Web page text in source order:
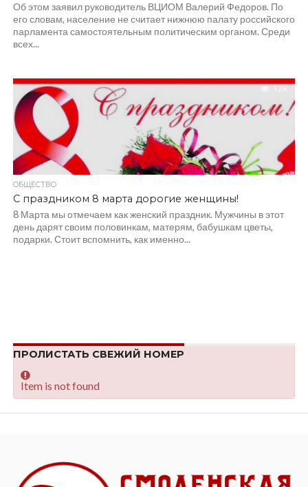
Об этом заявил руководитель ВЦИОМ Валерий Федоров. По
его словам, население не считает нижнюю палату российского
парламента самостоятельным политическим органом. Среди
всех...
1.2K
ОБЩЕСТВО
С праздником 8 марта дорогие женщины!
8 Марта мы отмечаем как женский праздник. Мужчины в этот
день дарят своим половинкам, матерям, бабушкам цветы,
подарки. Стоит вспомнить, как именно...
ПРОЛИСТАТЬ СВЕЖИЙ НОМЕР
Item is not found